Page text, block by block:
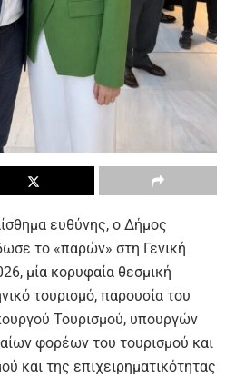
ευθύνης, ο Δήμος
το «παρών» στη Γενική
μία κορυφαία θεσμική
τουρισμό, παρουσία του
Τουρισμού, υπουργών
φορέων του τουρισμού και
και της επιχειρηματικότητας